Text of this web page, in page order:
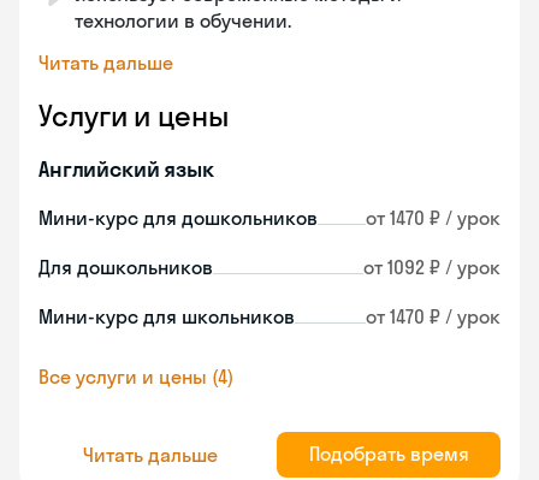
технологии в обучении.
Читать дальше
Услуги и цены
Английский язык
Мини-курс для дошкольников от 1470 ₽ / урок
Для дошкольников от 1092 ₽ / урок
Мини-курс для школьников от 1470 ₽ / урок
Все услуги и цены (4)
Читать дальше Подобрать время